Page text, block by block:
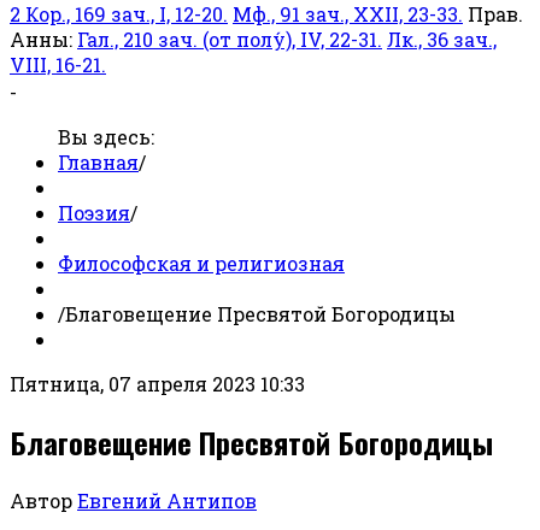
2 Кор., 169 зач., I, 12-20. Мф., 91 зач., XXII, 23-33. Прав.
Анны: Гал., 210 зач. (от полу́), IV, 22-31. Лк., 36 зач.,
VIII, 16-21.
-
Вы здесь:
Главная/
Поэзия/
Философская и религиозная
/Благовещение Пресвятой Богородицы
Пятница, 07 апреля 2023 10:33
Благовещение Пресвятой Богородицы
АвторЕвгений Антипов